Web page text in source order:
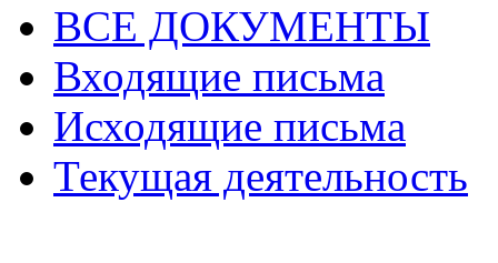
ВСЕ ДОКУМЕНТЫ
Входящие письма
Исходящие письма
Текущая деятельность